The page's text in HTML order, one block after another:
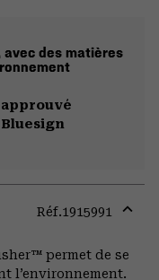
avec des matières
approuvé
Bluesign
Réf.1915991
permet de se
l’environnement.